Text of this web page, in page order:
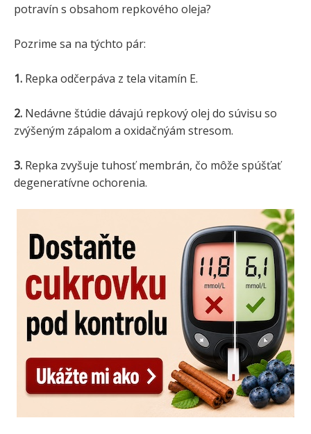
potravín s obsahom repkového oleja?
Pozrime sa na týchto pár:
1. Repka odčerpáva z tela vitamín E.
2. Nedávne štúdie dávajú repkový olej do súvisu so
zvýšeným zápalom a oxidačnýám stresom.
3. Repka zvyšuje tuhosť membrán, čo môže spúšťať
degeneratívne ochorenia.